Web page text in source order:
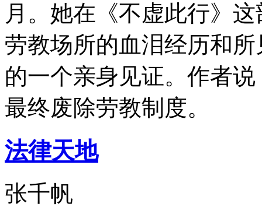
月。她在《不虚此行》
劳教场所的血泪经历和
的一个亲身见证。作者
最终废除劳教制度。
法律天地
张千帆